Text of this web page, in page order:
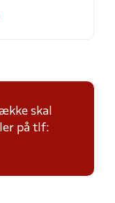
skal
på tlf: